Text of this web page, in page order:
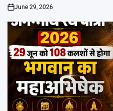
on
June 29, 2026